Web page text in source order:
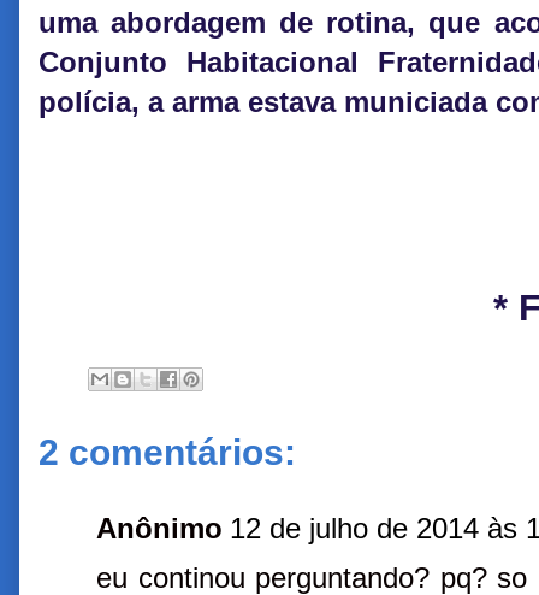
uma abordagem de rotina, que
Conjunto Habitacional
polícia, a arma estava municiada
*
2 comentários:
Anônimo 12 de julho de 2014 às
eu continou perguntando? pq?